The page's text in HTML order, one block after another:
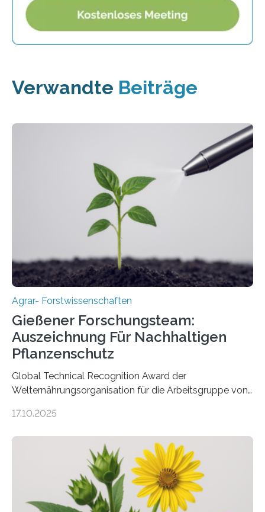
Verwandte Beiträge
Agrar- Forstwissenschaften
Gießener Forschungsteam:
Auszeichnung Für Nachhaltigen
Pflanzenschutz
Global Technical Recognition Award der
Welternährungsorganisation für die Arbeitsgruppe von
Insektenbiotechnologie der JLU Insekten spielen eine
aber Krankheiten übertragen und der Landwirtschaft
und dem Gartenbau erhebliche Schäden zufügen. Es ist
daher entscheidend, Schadinsekten effektiv zu
bekämpfen, während gleichzeitig nützliche Insekten
erhalten bleiben. An der Justus-Liebig-Universität
17.10.2025